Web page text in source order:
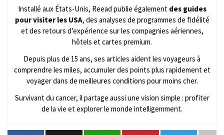
Installé aux États-Unis, Reead publie également des guides
pour visiter les USA, des analyses de programmes de fidélité
et des retours d’expérience sur les compagnies aériennes,
hôtels et cartes premium.
Depuis plus de 15 ans, ses articles aident les voyageurs à
comprendre les miles, accumuler des points plus rapidement et
voyager dans de meilleures conditions pour moins cher.
Survivant du cancer, il partage aussi une vision simple : profiter
de la vie et explorer le monde intelligemment.